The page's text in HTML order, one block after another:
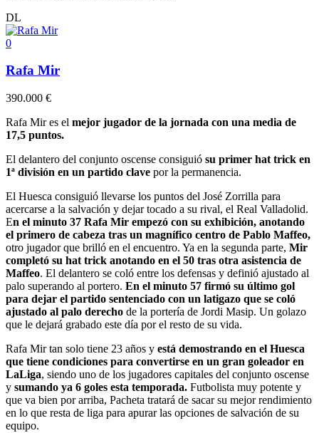
DL
0
Rafa Mir
390.000 €
Rafa Mir es el mejor jugador de la jornada con una media de
17,5 puntos.
El delantero del conjunto oscense consiguió su primer hat trick en
1ª división en un partido clave por la permanencia.
El Huesca consiguió llevarse los puntos del José Zorrilla para
acercarse a la salvación y dejar tocado a su rival, el Real Valladolid.
En el minuto 37 Rafa Mir empezó con su exhibición, anotando
el primero de cabeza tras un magnífico centro de Pablo Maffeo,
otro jugador que brilló en el encuentro. Ya en la segunda parte, Mir
completó su hat trick anotando en el 50 tras otra asistencia de
Maffeo. El delantero se coló entre los defensas y definió ajustado al
palo superando al portero. En el minuto 57 firmó su último gol
para dejar el partido sentenciado con un latigazo que se coló
ajustado al palo derecho de la portería de Jordi Masip. Un golazo
que le dejará grabado este día por el resto de su vida.
Rafa Mir tan solo tiene 23 años y está demostrando en el Huesca
que tiene condiciones para convertirse en un gran goleador en
LaLiga, siendo uno de los jugadores capitales del conjunto oscense
y sumando ya 6 goles esta temporada. Futbolista muy potente y
que va bien por arriba, Pacheta tratará de sacar su mejor rendimiento
en lo que resta de liga para apurar las opciones de salvación de su
equipo.